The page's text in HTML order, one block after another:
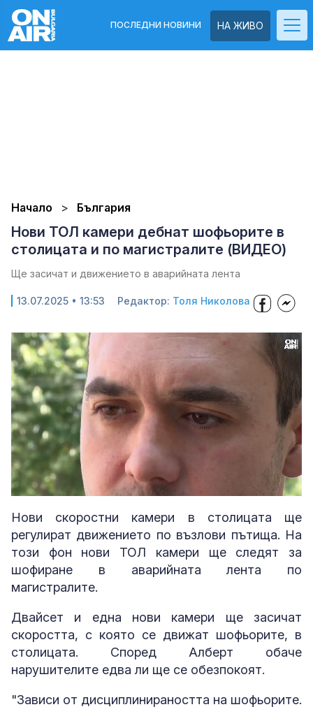
НА ЖИВО
ПОСЛЕДНИ НОВИНИ
Начало България
Нови ТОЛ камери дебнат шофьорите в
столицата и по магистралите (ВИДЕО)
Ще засичат и движението в аварийната лента
13.07.2025 • 13:53 Редактор: Толя Николова
Unmute Loaded
39.67%
Нови скоростни камери в столицата ще
регулират движението по възлови пътища. На
този фон нови ТОЛ камери ще следят за
шофиране в аварийната лента по
магистралите.
Двайсет и една нови камери ще засичат
скоростта, с която се движат шофьорите, в
столицата. Според Алберт обаче
нарушителите едва ли ще се обезпокоят.
"Зависи от дисциплинираността на шофьорите.